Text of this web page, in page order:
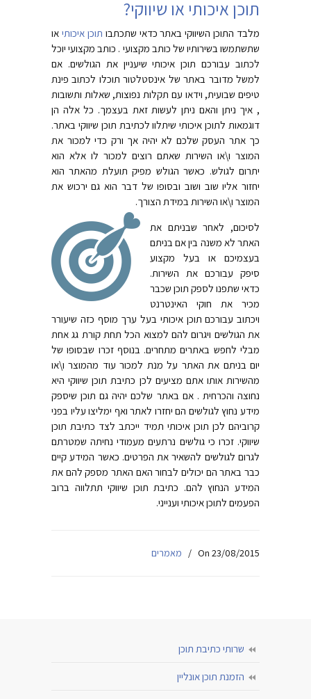
תוכן איכותי או שיווקי?
מלבד התוכן השיווקי באתר כדאי שתכתבו תוכן איכותי או
שתשתמשו בשירותיו של כותב מקצועי . כותב מקצועי יוכל
לכתוב עבורכם תוכן איכותי שיעניין את הגולשים. אם
למשל מדובר באתר של אינסטלטור תוכלו לכתוב פינת
טיפים שבועית, וידאו עם תקלות נפוצות, שאלות ותשובות
, איך ניתן והאם ניתן לעשות זאת בעצמך. כל אלה הן
דוגמאות לתוכן איכותי שיתלוו לכתיבת תוכן שיווקי באתר.
כך אתר העסק שלכם לא יהיה אך ורק כדי למכור את
המוצר ו\או השירות שאתם רוצים למכור לו אלא הוא
יתרום לגולש. כאשר הגולש מפיק תועלת מהאתר הוא
יחזור אליו שוב ושוב ובסופו של דבר הוא גם ירכוש את
המוצר ו\או השירות במידת הצורך.
לסיכום, לאחר שבניתם את
האתר לא משנה בין אם בניתם
בעצמיכם או בעל מקצוע
סיפק עבורכם את השירות.
כדאי שתפנו לספק תוכן שכבר
מכיר את חוקי האינטרנט
ויכתוב עבורכם תוכן איכותי בעל ערך מוסף כזה שיעורר
את הגולשים ויגרום להם למצוא הכל תחת קורת גג אחת
מבלי לחפש באתרים מתחרים. בנוסף זכרו שבסופו של
יום בניתם את האתר על מנת למכור עוד מהמוצר ו\או
מהשירות אותו אתם מציעים לכן כתיבת תוכן שיווקי היא
נחוצה והכרחית . אם באתר שלכם יהיה גם תוכן שיספק
מידע נחוץ לגולשים הם יחזרו לאתר ואף ימליצו עליו בפני
קרוביהם לכן תוכן איכותי תמיד ייכתב לצד כתיבת תוכן
שיווקי. זכרו כי גולשים נרתעים מעמודי נחיתה שמטרתם
לגרום לגולשים להשאיר את הפרטים. כאשר המידע קיים
כבר באתר הם יכולים לבחור האם האתר מספק להם את
המידע הנחוץ להם. כתיבת תוכן שיווקי תתלווה ברוב
הפעמים לתוכן איכותי וענייני.
On 23/08/2015
/ מאמרים
שרותי כתיבת תוכן
הזמנת תוכן אונליין